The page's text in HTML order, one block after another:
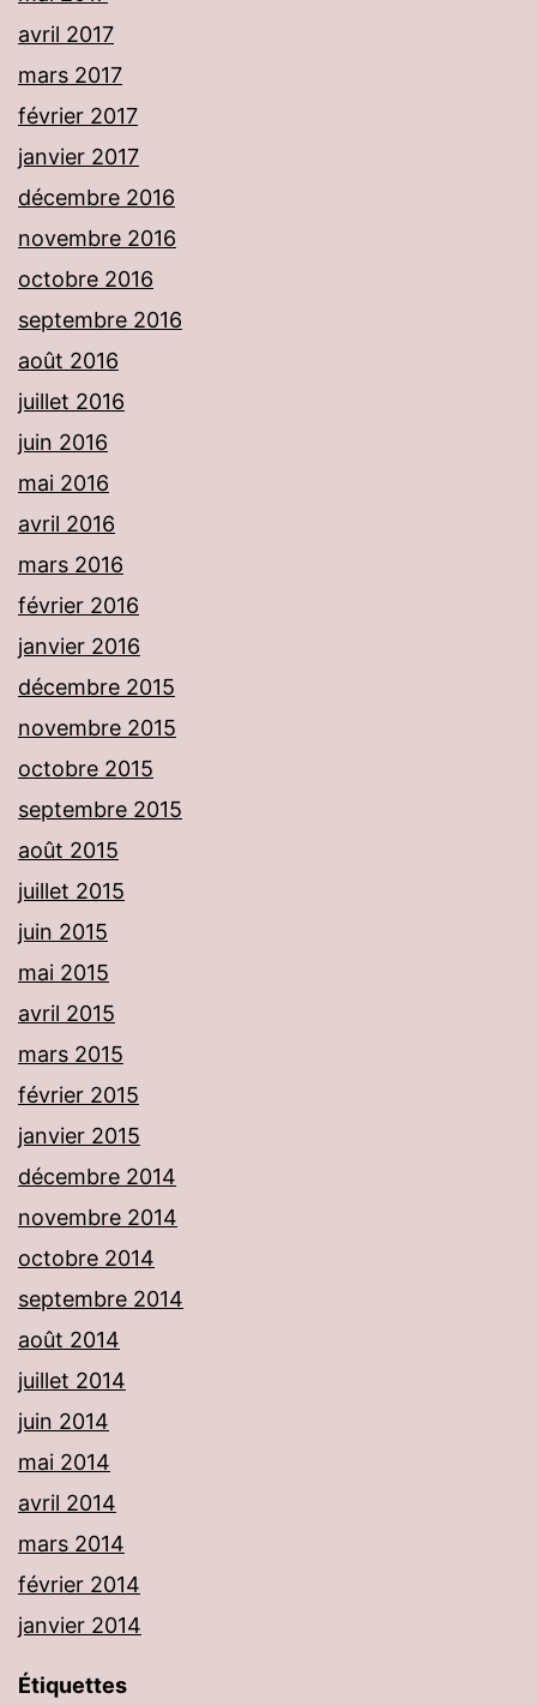
avril 2017
mars 2017
février 2017
janvier 2017
décembre 2016
novembre 2016
octobre 2016
septembre 2016
août 2016
juillet 2016
juin 2016
mai 2016
avril 2016
mars 2016
février 2016
janvier 2016
décembre 2015
novembre 2015
octobre 2015
septembre 2015
août 2015
juillet 2015
juin 2015
mai 2015
avril 2015
mars 2015
février 2015
janvier 2015
décembre 2014
novembre 2014
octobre 2014
septembre 2014
août 2014
juillet 2014
juin 2014
mai 2014
avril 2014
mars 2014
février 2014
janvier 2014
Étiquettes